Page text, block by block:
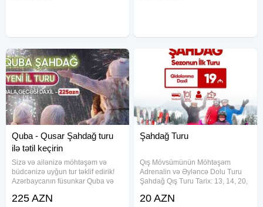
Quba - Qusar Şahdağ turu
ilə tətil keçirin
Sizə və ailənizə möhtəşəm və
büdcənizə uyğun tur təklif edirik!
Azərbaycanın füsunkar Quba və
Şahdağ qış istirahət mərkəzini kəşf
225 AZN
Şahdağ Turu
Qış Mövsümünün Möhtəşəm
Adrenalin və Əyləncə Dolu Turu
Şahdağ Qış Turu Tarix: 13, 14, 20,
Növbəti ay: 1, 2, 3, 4, 10, 11, 13,
20 AZN